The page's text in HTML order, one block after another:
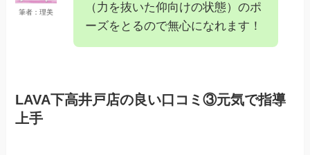
筆者：理美
（力を抜いた仰向けの状態）のポ
ーズをとるので無心になれます！
LAVA下高井戸店の良い口コミ③元気で指導
上手